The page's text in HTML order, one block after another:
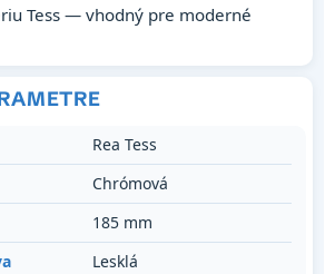
Tess — vhodný pre moderné
Rea Tess
Chrómová
185 mm
Lesklá